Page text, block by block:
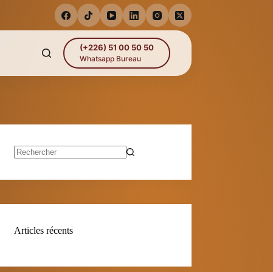
(+226) 51 00 50 50
Whatsapp Bureau
Articles récents